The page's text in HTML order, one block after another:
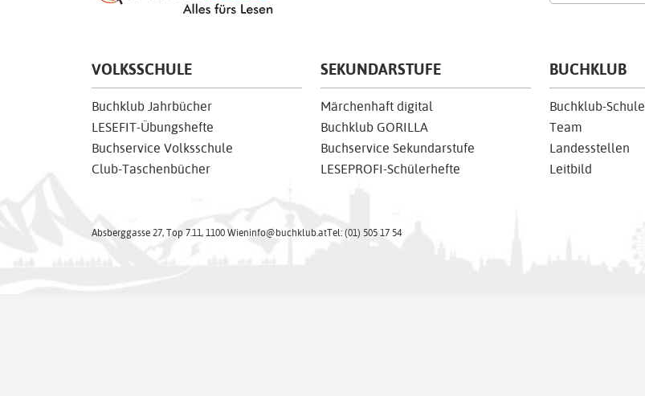
VOLKSSCHULE
Buchklub Jahrbücher
LESEFIT-Übungshefte
Buchservice Volksschule
Club-Taschenbücher
SEKUNDARSTUFE
Märchenhaft digital
Buchklub GORILLA
Buchservice Sekundarstufe
LESEPROFI-Schülerhefte
BUCHKLUB
Buchklub-Schule
Team
Landesstellen
Leitbild
Absberggasse 27, Top 7.11, 1100 Wieninfo@buchklub.atTel: (01) 505 17 54